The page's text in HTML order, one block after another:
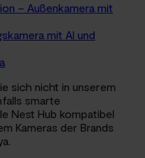
– Außenkamera mit
mit AI und
sich nicht in unserem
smarte
Nest Hub kompatibel
Kameras der Brands